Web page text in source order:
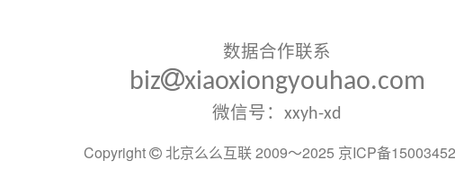
数据合作联系
biz xiaoxiongyouhao.com
微信号：xxyh-xd
Copyright 北京么么互联 2009～2025 京ICP备